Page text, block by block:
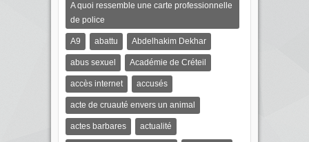
A quoi ressemble une carte professionnelle
de police
A9 abattu Abdelhakim Dekhar
abus sexuel Académie de Créteil
accès internet accusés
acte de cruauté envers un animal
actes barbares actualité